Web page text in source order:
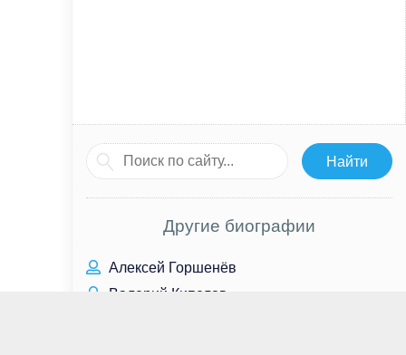
Другие биографии
Алексей Горшенёв
Валерий Кипелов